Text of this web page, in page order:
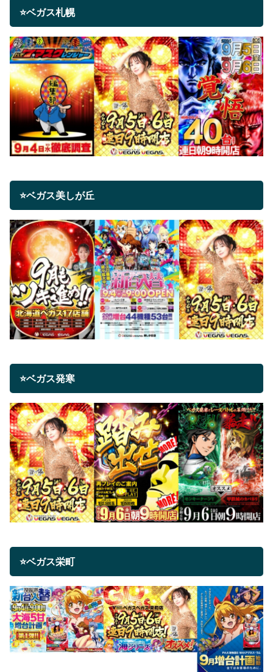
⭐ベガス札幌
⭐ベガス美しが丘
⭐ベガス発寒
⭐ベガス栄町